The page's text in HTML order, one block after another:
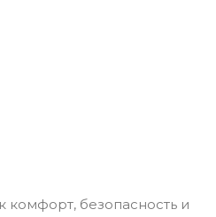
безопасность и